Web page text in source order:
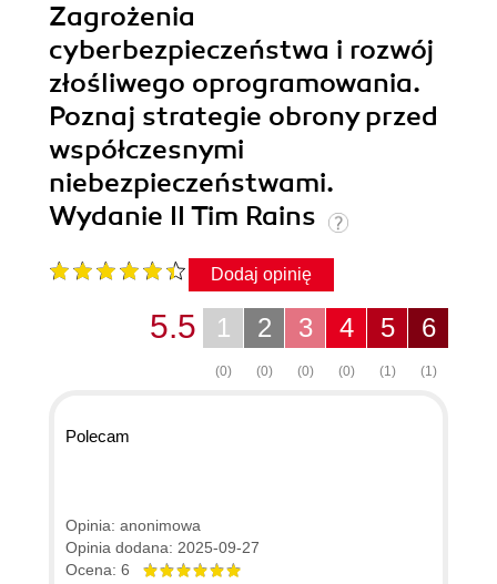
Zagrożenia
cyberbezpieczeństwa i rozwój
złośliwego oprogramowania.
Poznaj strategie obrony przed
współczesnymi
niebezpieczeństwami.
Wydanie II Tim Rains
Dodaj opinię
6
(1)
5
(1)
4
(0)
3
(0)
2
(0)
1
(0)
5.5
Polecam
Opinia: anonimowa
Opinia dodana: 2025-09-27
Ocena: 6